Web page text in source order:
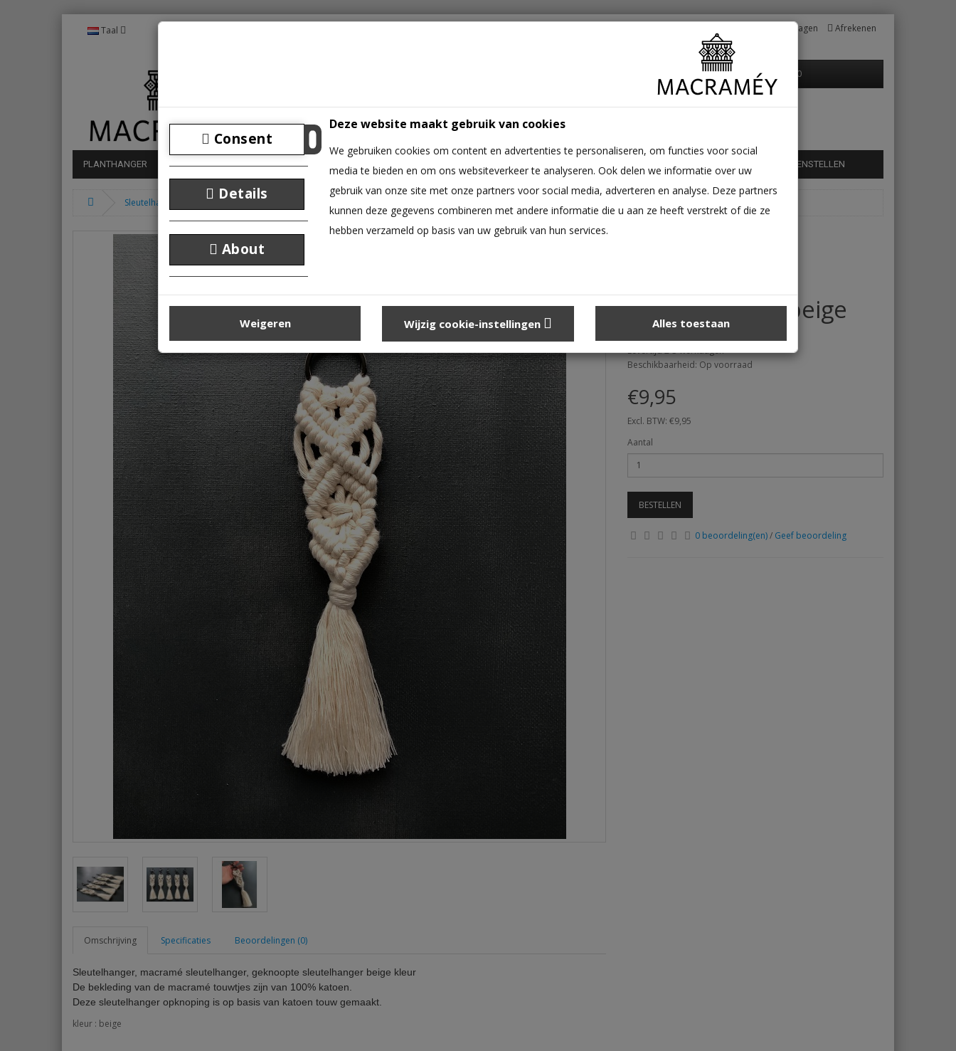
Taal Winkelwagen Afrekenen
0 product(en) - €0,00
PLANTHANGER MUURDECORATIE DROMENVANGER SAMENSTELLEN
Sleutelhanger Macramé sleutelhanger beige
Omschrijving Specificaties Beoordelingen (0)
Sleutelhanger, macramé sleutelhanger, geknoopte sleutelhanger beige kleur
De bekleding van de macramé touwtjes zijn van 100% katoen.
Deze sleutelhanger opknoping is op basis van katoen touw gemaakt.
kleur : beige
sleutelhanger beige
Levertijd 2-3 werkdagen
Beschikbaarheid: Op voorraad
€9,95
Excl. BTW: €9,95
Aantal
BESTELLEN
0 beoordeling(en)/ Geef beoordeling
Consent
Details
About
Deze website maakt gebruik van cookies
We gebruiken cookies om content en advertenties te personaliseren, om functies voor social
media te bieden en om ons websiteverkeer te analyseren. Ook delen we informatie over uw
gebruik van onze site met onze partners voor social media, adverteren en analyse. Deze partners
kunnen deze gegevens combineren met andere informatie die u aan ze heeft verstrekt of die ze
hebben verzameld op basis van uw gebruik van hun services.
Weigeren Wijzig cookie-instellingen Alles toestaan